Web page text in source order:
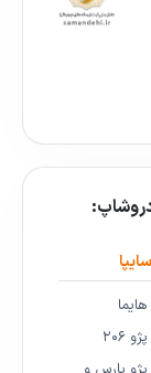
۲۰۶